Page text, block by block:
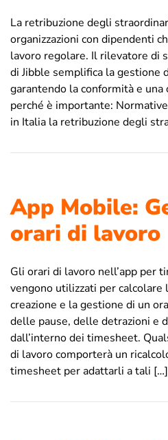
La retribuzione degli
organizzazioni con dipendenti
lavoro regolare. Il rilevatore di
di Jibble semplifica la gestione
garantendo la conformità e
perché è importante:
in Italia la retribuzione degli
App Mobile:
orari di lavoro
Gli orari di lavoro nell’app per
vengono utilizzati per
creazione e la gestione di un
delle pause, delle detrazioni e
dall’interno dei timesheet.
di lavoro comporterà un
timesheet per adattarli a tali […]